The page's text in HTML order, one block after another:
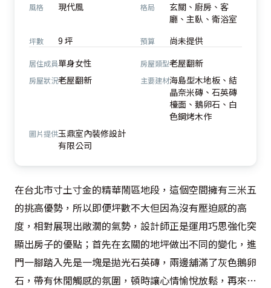
風格 現代風 格局
玄關、廚房、客
廳、主臥、衛浴室
坪數 9 坪 預算 尚未提供
居住成員單身女性 房屋類型老屋翻新
房屋狀況老屋翻新 主要建材海島型木地板、結
晶奈米磚、石英磚
檯面、鵝卵石、白
色鋼烤木作
圖片提供玉鼎室內裝修設計
有限公司
在台北市寸土寸金的精華鬧區地段，這個空間擁有三米五
的挑高優勢，所以即便坪數不大但因為沒有壓迫感的高
度，相對展現出敞濶的氣勢，設計師正是運用巧思強化突
顯出房子的優點；首先在玄關的地坪做出不同的變化，進
門一腳踏入先是一塊是拋光石英磚，兩邊舖滿了灰色鵝卵
石，帶有休閒觸感的氛圍，頓時讓心情愉悅放鬆，再來是